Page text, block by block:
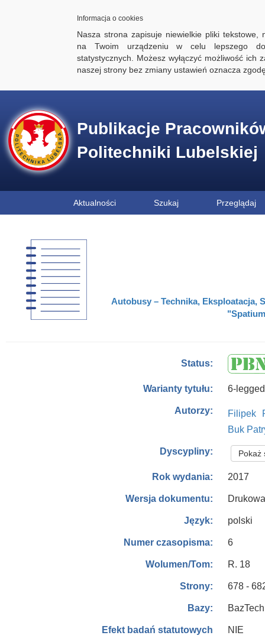
Informacja o cookies
Nasza strona zapisuje niewielkie pliki tekstowe,
na Twoim urządzeniu w celu lepszego
statystycznych. Możesz wyłączyć możliwość ich
naszej strony bez zmiany ustawień oznacza
Publikacje
Politechniki Lubelskiej
Aktualności Szukaj Przeglądaj
Autobusy – Technika, Eksploatacja,
Status:
Warianty tytułu: 6-
Autorzy:
Filipek
Buk
Dyscypliny: Pokaż
Rok wydania: 2017
Wersja dokumentu:
Język: polski
Numer czasopisma: 6
Wolumen/Tom: R. 18
Strony: 678 -
Bazy:
Efekt badań statutowych NIE